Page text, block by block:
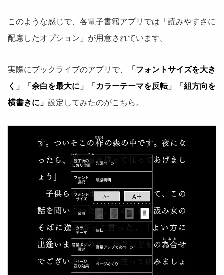
このような感じで、各電子書籍アプリでは「読みやすさに
配慮したオプション」が用意されています。
実際にブックライブのアプリで、
「フォントサイズを大き
く」「余白を最大に」「カラーテーマを反転」「組方向を
横書きに」 設定してみたのがこちら。